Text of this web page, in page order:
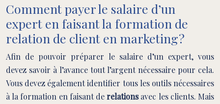
Comment payer le salaire d’un
expert en faisant la formation de
relation de client en marketing ?
Afin de pouvoir préparer le salaire d’un expert, vous
devez savoir à l’avance tout l’argent nécessaire pour cela.
Vous devez également identifier tous les outils nécessaires
à la formation en faisant derelationsavec les clients. Mais